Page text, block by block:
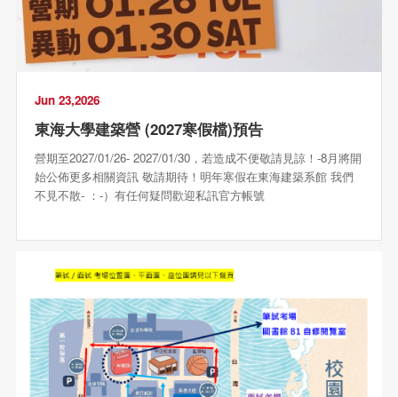
Jun 23,2026
東海大學建築營 (2027寒假檔)預告
營期至2027/01/26- 2027/01/30，若造成不便敬請見諒！-8月將開
始公佈更多相關資訊 敬請期待！明年寒假在東海建築系館 我們
不見不散- ：-）有任何疑問歡迎私訊官方帳號